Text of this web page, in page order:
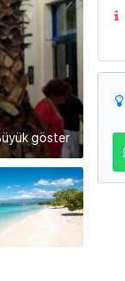
göster